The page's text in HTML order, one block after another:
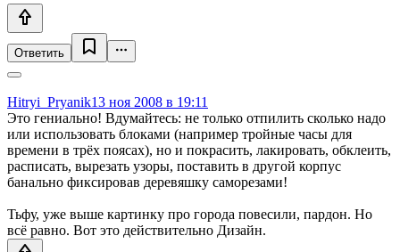
Ответить
Hitryi_Pryanik13 ноя 2008 в 19:11
Это гениально! Вдумайтесь: не только отпилить сколько надо
или использовать блоками (например тройные часы для
времени в трёх поясах), но и покрасить, лакировать, обклеить,
расписать, вырезать узоры, поставить в другой корпус
банально фиксировав деревяшку саморезами!
Тьфу, уже выше картинку про города повесили, пардон. Но
всё равно. Вот это действительно Дизайн.